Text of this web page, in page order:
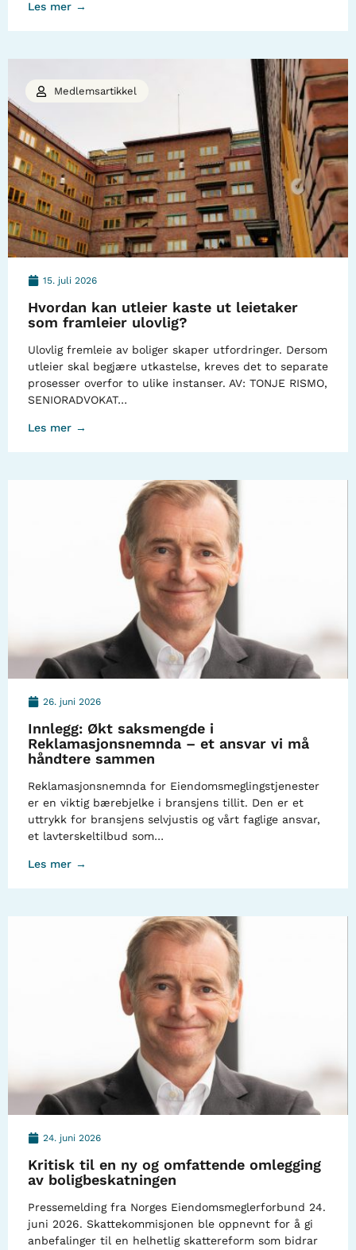
Les mer →
15. juli 2026
Hvordan kan utleier kaste ut leietaker
som framleier ulovlig?
Ulovlig fremleie av boliger skaper utfordringer. Dersom
utleier skal begjære utkastelse, kreves det to separate
prosesser overfor to ulike instanser. AV: TONJE RISMO,
SENIORADVOKAT…
Les mer →
Medlemsartikkel
26. juni 2026
Innlegg: Økt saksmengde i
Reklamasjonsnemnda – et ansvar vi må
håndtere sammen
Reklamasjonsnemnda for Eiendomsmeglingstjenester
er en viktig bærebjelke i bransjens tillit. Den er et
uttrykk for bransjens selvjustis og vårt faglige ansvar,
et lavterskeltilbud som…
Les mer →
24. juni 2026
Kritisk til en ny og omfattende omlegging
av boligbeskatningen
Pressemelding fra Norges Eiendomsmeglerforbund 24.
juni 2026. Skattekommisjonen ble oppnevnt for å gi
anbefalinger til en helhetlig skattereform som bidrar